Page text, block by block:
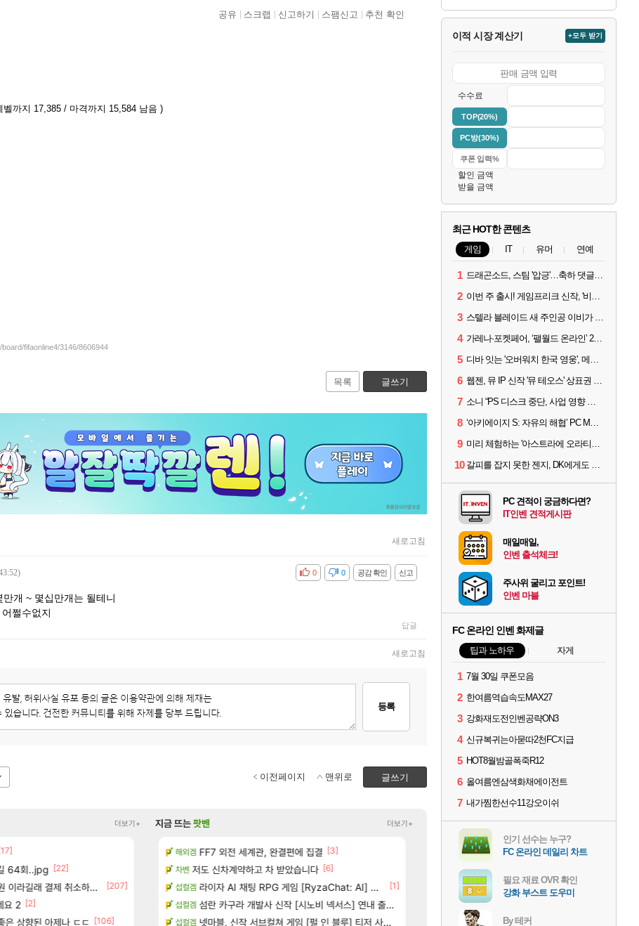
공유 스크랩 신고하기 스팸신고 추천 확인
벨까지 17,385 / 마격까지 15,584 남음 )
fifaonline4/3146/8606944
목록 글쓰기
새로고침
신고
공감 확인
비공감 0
0
개 ~ 몇십만개는 될테니
쩔수없지
답글
새로고침
등록
글쓰기
이전페이지 맨위로
더보기+
[17]
64회..jpg [22]
길래 결제 취소하고 나왔다
[207]
요 2 [2]
상향된 아제나 ㄷㄷ [106]
리니지 클래식 아스테어 현재상황 악덕작업장몰락
메이플 빵값 문의 후기 [87]
메이플 챌린저#77777 저격했습니다! [103]
LoL 페이즈 감상평 [2]
로아 벨가르딘 나이트메어 TOP 10 직업별 분포 [125]
보상 공지 나온거 10추 하니 올리자 [83]
부산 헌혈 먹튀 ㄷㄷ..
신호등 2인 40%글 존나 긁히네 씨발
벨가르딘 맛본 시점 민심 췤
장비 올환 이후 약 7개월
지금 뜨는팟벤 더보기+
네이션 정보/공략글 모음
패치노트 (8/5)
장
은것 같습니다
이와티아 5분 컷!｜에이메스·린네·모니에 명함
해외겜 FF7 외전 세계관, 완결편에 집결 [3]
차벤 저도 신차계약하고 차 받았습니다 [6]
섭컬겜 라이자 AI 채팅 RPG 게임 [RyzaChat: AI] 공개
[1]
섭컬겜 섬란 카구라 개발사 신작 [시노비 넥서스] 연내 출시 예정
섭컬겜 넷마블, 신작 서브컬쳐 게임 [펄 인 블루] 티저 사이트 오픈
챕터별 길찾기/지도 공략 (1 ~ 12장)
스위치2판 ‘몬헌 와일즈’, 30~40fps 목표 추
아주프로 4컷 만화 | 야간 보초는 너무 힘들어
7년만에 가족여행을 다녀왔습니다.
쿠를 먼저 보내서 기습하는 법
이적 시장 계산기 +모두 받기
수수료
TOP(20%)
PC방(30%)
할인 금액
받을 금액
최근 HOT한 콘텐츠
게임 IT 유머 연예
1 드래곤소드, 스팀 '압긍'…축하 댓글 달고 게임 코드 받자!
2 이번 주 출시! 게임프리크 신작, '비스트 오브 리인카네이션'
3 스텔라 블레이드 새 주인공 이비가 부릅니다, 'Wanna be in LOVE' 뮤비 공개
4 가레나·포켓페어, ‘팰월드 온라인’ 2026년 출시 예고
5 디바 잇는 '오버워치 한국 영웅', 메카 파일럿 디몬 나온다
6 웹젠, 뮤 IP 신작 '뮤 테오스' 상표권 출원
7 소니 “PS 디스크 중단, 사업 영향 없다”
8 ‘아키에이지 S: 자유의 해협’ PC MMORPG로 개발한다
9 미리 체험하는 '아스트라에 오라티오'...NC, 8/19부터 CBT 참가자 모집
10 갈피를 잡지 못한 젠지, DK에게도 0:2 패배
PC 견적이 궁금하다면?
IT인벤 견적게시판
매일매일,
인벤 출석체크!
주사위 굴리고 포인트!
인벤 마블
FC 온라인 인벤 화제글
팁과 노하우 자게
1 7월 30일 쿠폰모음
2 한여름역습속도MAX27
3 강화재도전인벤공략ON3
4 신규복귀는아묻따2천FC지급
5 HOT8월밤골폭죽R12
6 올여름엔삼색화채에이전트
7 내가찜한선수11강오이쉬
인기 선수는 누구?
FC 온라인 데일리 차트
필요 재료 OVR 확인
강화 부스트 도우미
By 테커